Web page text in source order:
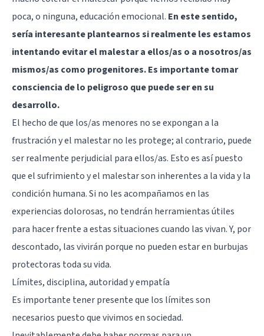
poca, o ninguna, educación emocional. En este sentido,
sería interesante plantearnos si realmente les estamos
intentando evitar el malestar a ellos/as o a nosotros/as
mismos/as como progenitores. Es importante tomar
consciencia de lo peligroso que puede ser en su
desarrollo.
El hecho de que los/as menores no se expongan a la
frustración y el malestar no les protege; al contrario, puede
ser realmente perjudicial para ellos/as. Esto es así puesto
que el sufrimiento y el malestar son inherentes a la vida y la
condición humana. Si no les acompañamos en las
experiencias dolorosas, no tendrán herramientas útiles
para hacer frente a estas situaciones cuando las vivan. Y, por
descontado, las vivirán porque no pueden estar en burbujas
protectoras toda su vida.
Límites, disciplina, autoridad y empatía
Es importante tener presente que los límites son
necesarios puesto que vivimos en sociedad.